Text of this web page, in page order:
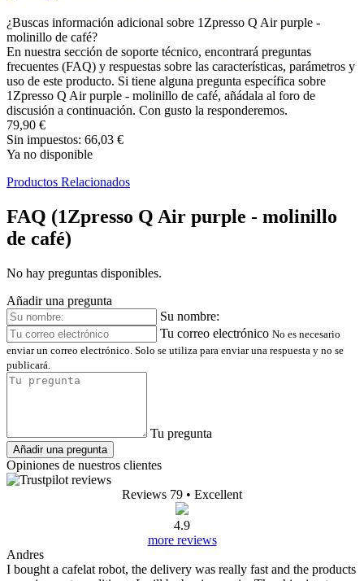
¿Buscas información adicional sobre 1Zpresso Q Air purple -
molinillo de café?
En nuestra sección de soporte técnico, encontrará preguntas
frecuentes (FAQ) y respuestas sobre las características, parámetros y
uso de este producto. Si tiene alguna pregunta específica sobre
1Zpresso Q Air purple - molinillo de café, añádala al foro de
discusión a continuación. Con gusto la responderemos.
79,90 €
Sin impuestos: 66,03 €
Ya no disponible
Productos Relacionados
FAQ (1Zpresso Q Air purple - molinillo
de café)
No hay preguntas disponibles.
Añadir una pregunta
Su nombre:
Tu correo electrónico No es necesario
enviar un correo electrónico. Solo se utiliza para enviar una respuesta y no se
publicará.
Tu pregunta
Añadir una pregunta
Opiniones de nuestros clientes
Reviews 79 • Excellent
4.9
more reviews
Andres
I bought a cafelat robot, the delivery was really fast and the products